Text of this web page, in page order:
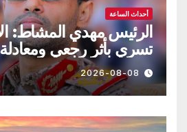
أحداث الساعة
الرئيس مهدي المشاط:
تسري بأثر رجعي
بالحصار مستمرة حتى
2026-08-08